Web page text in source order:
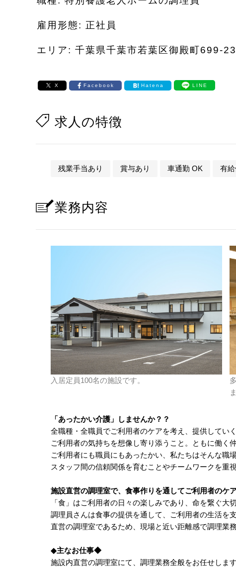
雇用形態: 正社員
エリア: 千葉県千葉市若葉区御殿町699-23
X Facebook Hatena LINE
求人の特徴
残業手当あり 賞与あり 車通勤 OK 有
業務内容
入居定員100名の施設です。
「あったかい介護」しませんか？？
全職種・全職員でご利用者のケアを考え、提供していく
ご利用者の気持ちを想像し寄り添うこと。ともに働く
ご利用者にも職員にもあったかい、私たちはそんな職
スタッフ間の信頼関係を育むことやチームワークを重
施設直営の調理室で、食事作りを通してご利用者のケ
「食」はご利用者の日々の楽しみであり、命を繋ぐ大
調理員さんは食事の提供を通して、ご利用者の生活を
直営の調理室であるため、現場と近い距離感で調理業
◆主なお仕事◆
施設内直営の調理室にて、調理業務全般をお任せします